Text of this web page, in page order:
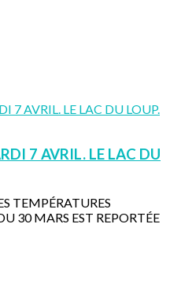
7 AVRIL. LE LAC DU
TEMPÉRATURES
30 MARS EST REPORTÉE